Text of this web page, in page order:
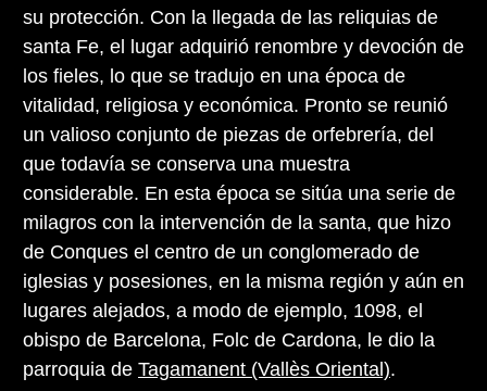
su protección. Con la llegada de las reliquias de
santa Fe, el lugar adquirió renombre y devoción de
los fieles, lo que se tradujo en una época de
vitalidad, religiosa y económica. Pronto se reunió
un valioso conjunto de piezas de orfebrería, del
que todavía se conserva una muestra
considerable. En esta época se sitúa una serie de
milagros con la intervención de la santa, que hizo
de Conques el centro de un conglomerado de
iglesias y posesiones, en la misma región y aún en
lugares alejados, a modo de ejemplo, 1098, el
obispo de Barcelona, Folc de Cardona, le dio la
parroquia de Tagamanent (Vallès Oriental).